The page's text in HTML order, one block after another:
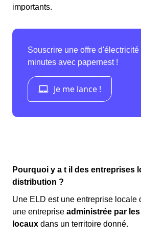
importants.
Pourquoi y a t il des entreprises
distribution ?
Une ELD est une entreprise locale
une entreprise administrée par
locaux dans un territoire donné.